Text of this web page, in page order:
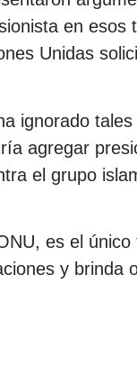
en
Unidas
ignorado
agregar
el grupo
es el
y brinda